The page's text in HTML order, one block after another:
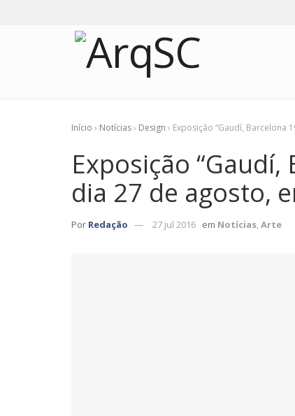
Início › Notícias› Design › Exposição “Gaudí, Barcelona
Exposição
dia 27 de agosto,
Por Redação 27 jul 2016 em Notícias,Arte